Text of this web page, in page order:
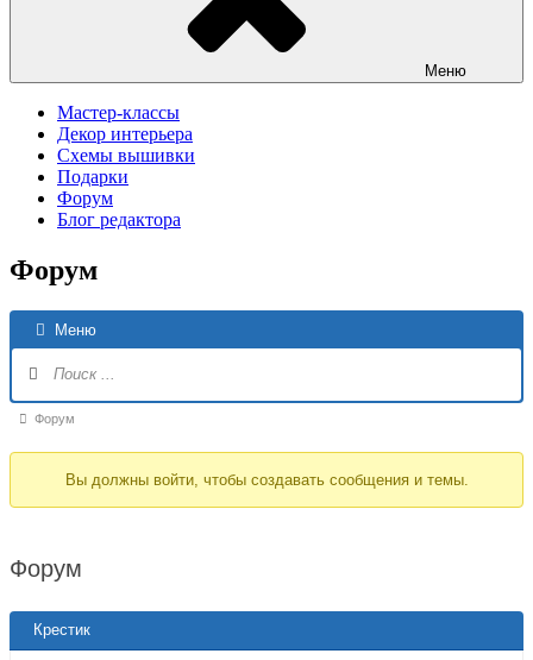
Меню
Мастер-классы
Декор интерьера
Схемы вышивки
Подарки
Форум
Блог редактора
Форум
Меню
Форум
Вы
Форум
Вы должны войти, чтобы создавать сообщения и темы.
Форум
Крестик